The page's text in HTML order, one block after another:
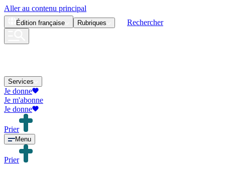
Aller au contenu principal
Édition française Rubriques Rechercher
Services
Je donne
Je m'abonne
Je donne
Prier
Menu
Prier